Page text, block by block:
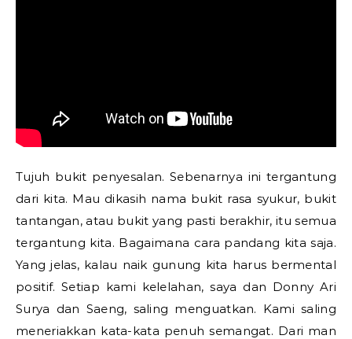
Tujuh bukit penyesalan. Sebenarnya ini tergantung
dari kita. Mau dikasih nama bukit rasa syukur, bukit
tantangan, atau bukit yang pasti berakhir, itu semua
tergantung kita. Bagaimana cara pandang kita saja.
Yang jelas, kalau naik gunung kita harus bermental
positif. Setiap kami kelelahan, saya dan Donny Ari
Surya dan Saeng, saling menguatkan. Kami saling
meneriakkan kata-kata penuh semangat. Dari man